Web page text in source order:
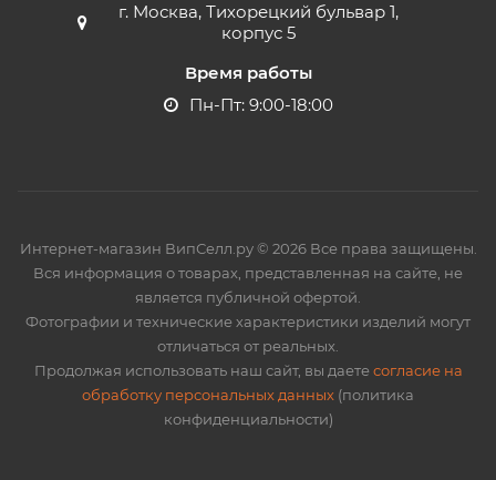
г. Москва, Тихорецкий бульвар 1,
корпус 5
Время работы
Пн-Пт: 9:00-18:00
Интернет-магазин ВипСелл.ру © 2026 Все права защищены.
Вся информация о товарах, представленная на сайте, не
является публичной офертой.
Фотографии и технические характеристики изделий могут
отличаться от реальных.
Продолжая использовать наш сайт, вы даетесогласие на
обработку персональных данных (политика
конфиденциальности)